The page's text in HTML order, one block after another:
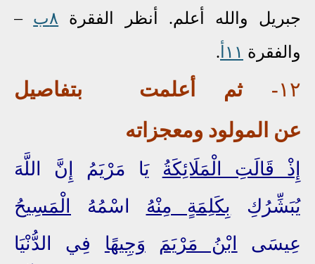
جبريل والله أعلم. أنظر الفقرة ٨ب
–
والفقرة ١١أ .
١٢-ثم أعلمت
بتفاصيل
عن المولود ومعجزاته
إِذْ قَالَتِ الْمَلَائِكَةُ يَا مَرْيَمُ إِنَّ اللَّهَ
يُبَشِّرُكِ بِكَلِمَةٍ مِنْهُ اسْمُهُ
الْمَسِيحُ
عِيسَى
ابْنُ مَرْيَمَ وَجِيهًا فِي الدُّنْيَا